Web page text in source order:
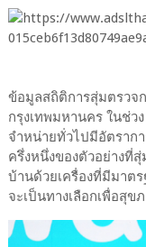
ข้อมูลสถิติการสุ่มตรวจ
กรุงเทพมหานคร ในช่ว
จำหน่ายทั่วไปมีอัตราก
ครึ่งหนึ่งของตัวอย่างที่
บ้านด้วยเครื่องที่มีมาตร
จะเป็นทางเลือกเพื่อสุ